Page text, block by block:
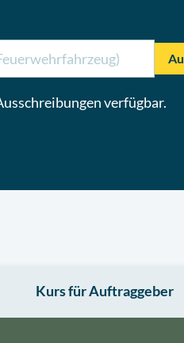
verfügbar.
Kurs für Auftraggeber